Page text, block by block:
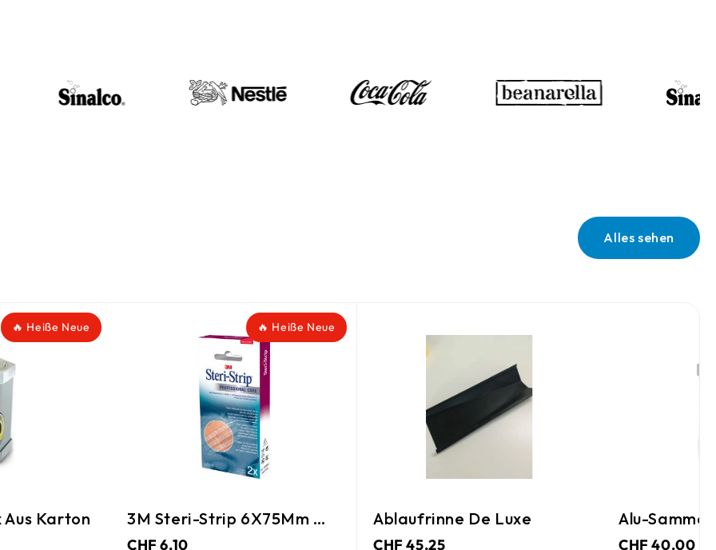
Alles sehen
3M Steri-Strip 6X75Mm Weiss Ablaufrinne De Luxe Alu-Sammelbox Aus